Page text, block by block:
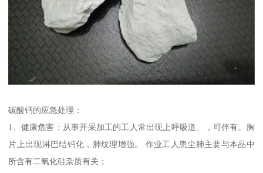
碳酸钙的应急处理：
1、健康危害：从事开采加工的工人常出现上呼吸道、，可伴有。胸
片上出现淋巴结钙化，肺纹理增强。 作业工人患尘肺主要与本品中
所含有二氧化硅杂质有关；